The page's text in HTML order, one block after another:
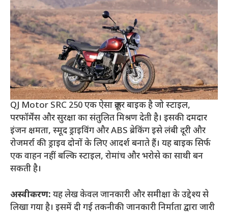
QJ Motor SRC 250 एक ऐसा क्रूज़र बाइक है जो स्टाइल,
परफॉर्मेंस और सुरक्षा का संतुलित मिश्रण देती है। इसकी दमदार
इंजन क्षमता, स्मूद ड्राइविंग और ABS ब्रेकिंग इसे लंबी दूरी और
रोजमर्रा की ड्राइव दोनों के लिए आदर्श बनाते हैं। यह बाइक सिर्फ
एक वाहन नहीं बल्कि स्टाइल, रोमांच और भरोसे का साथी बन
सकती है।
अस्वीकरण: यह लेख केवल जानकारी और समीक्षा के उद्देश्य से
लिखा गया है। इसमें दी गई तकनीकी जानकारी निर्माता द्वारा जारी